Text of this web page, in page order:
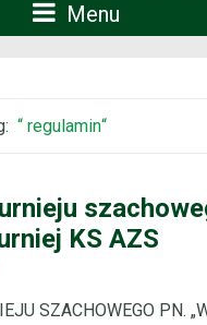
Menu
regulamin
KS AZS
SZACHOWEGO PN.